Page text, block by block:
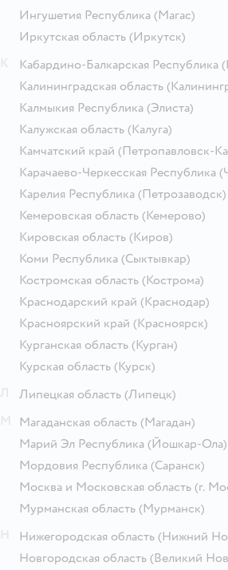
Ингушетия Республика (Магас)
Иркутская область (Иркутск)
Кабардино-Балкарская Республика
Калининградская область
Калмыкия Республика (Элиста)
Калужская область (Калуга)
Камчатский край (Петропавловск-
Карачаево-Черкесская Республика
Карелия Республика (Петрозаводск)
Кемеровская область (Кемерово)
Кировская область (Киров)
Коми Республика (Сыктывкар)
Костромская область (Кострома)
Краснодарский край (Краснодар)
Красноярский край (Красноярск)
Курганская область (Курган)
Курская область (Курск)
Липецкая область (Липецк)
Магаданская область (Магадан)
Марий Эл Республика (Йошкар-Ола)
Мордовия Республика (Саранск)
Москва и Московская область (г.
Мурманская область (Мурманск)
Нижегородская область (Нижний
Новгородская область (Великий